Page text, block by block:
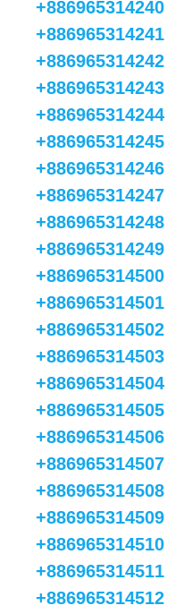
+886965314240
+886965314241
+886965314242
+886965314243
+886965314244
+886965314245
+886965314246
+886965314247
+886965314248
+886965314249
+886965314500
+886965314501
+886965314502
+886965314503
+886965314504
+886965314505
+886965314506
+886965314507
+886965314508
+886965314509
+886965314510
+886965314511
+886965314512